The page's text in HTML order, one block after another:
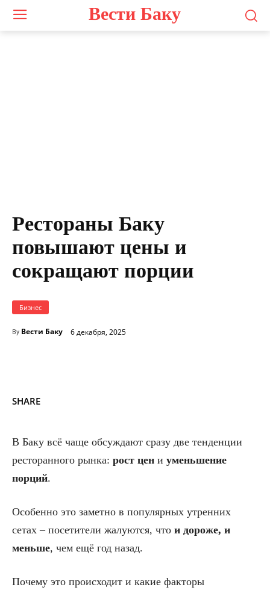
Вести Баку
Рестораны Баку
повышают цены и
сокращают порции
Бизнес
By Вести Баку 6 декабря, 2025
SHARE
В Баку всё чаще обсуждают сразу две тенденции
ресторанного рынка: рост цен и уменьшение
порций.
Особенно это заметно в популярных утренних
сетах – посетители жалуются, что и дороже, и
меньше, чем ещё год назад.
Почему это происходит и какие факторы